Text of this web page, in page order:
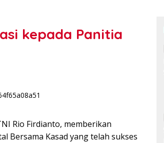
kepada Panitia
Rio Firdianto, memberikan
Bersama Kasad yang telah sukses